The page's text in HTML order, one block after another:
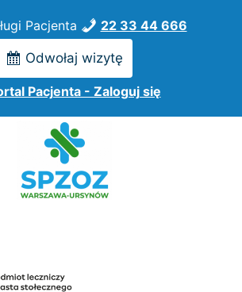
Pacjenta 22 33 44 666
Odwołaj wizytę
Pacjenta - Zaloguj się